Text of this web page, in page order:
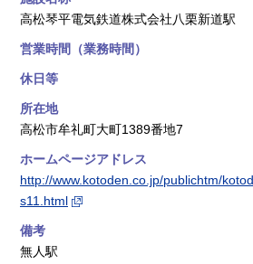
高松琴平電気鉄道株式会社八栗新道駅
営業時間（業務時間）
休日等
所在地
高松市牟礼町大町1389番地7
ホームページアドレス
http://www.kotoden.co.jp/publichtm/
s11.html
備考
無人駅